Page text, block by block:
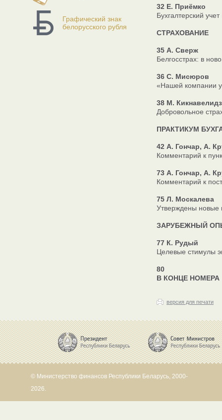
Графический знак
белорусского рубля
32 Е. Приёмко
Бухгалтерский
СТРАХОВАНИЕ
35 А. Сверж
Белгосстрах: в
36 С. Мисюров
«Нашей компании
38 М.
Добровольное
ПРАКТИКУМ
42 А. Гончар, А.
Комментарий к
73 А. Гончар, А.
Комментарий к
75 Л. Москалева
Утверждены новые
ЗАРУБЕЖНЫЙ
77 К. Рудый
Целевые стимулы
80
В КОНЦЕ НОМЕРА
версия для печати
© Министерство финансов Республики Беларусь, 2000-
2026.